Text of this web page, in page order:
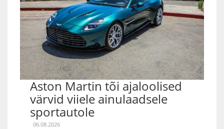
Aston Martin tõi ajaloolised
värvid viiele ainulaadsele
sportautole
06.08.2026